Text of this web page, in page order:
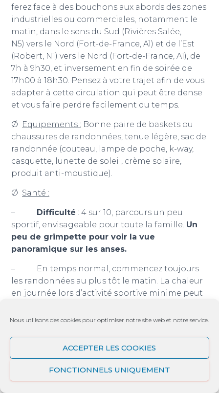
Nous utilisons des cookies pour optimiser notre site web et notre service.
ACCEPTER LES COOKIES
FONCTIONNELS UNIQUEMENT
ferez face à des bouchons aux abords des zones
industrielles ou commerciales, notamment le
matin, dans le sens du Sud (Rivières Salée,
N5) vers le Nord (Fort-de-France, A1) et de l’Est
(Robert, N1) vers le Nord (Fort-de-France, A1), de
7h à 9h30, et inversement en fin de soirée de
17h00 à 18h30. Pensez à votre trajet afin de vous
adapter à cette circulation qui peut être dense
et vous faire perdre facilement du temps.
Ø Equipements : Bonne paire de baskets ou
chaussures de randonnées, tenue légère, sac de
randonnée (couteau, lampe de poche, k-way,
casquette, lunette de soleil, crème solaire,
produit anti-moustique).
Ø Santé :
– Difficulté : 4 sur 10, parcours un peu
sportif, envisageable pour toute la famille. Un
peu de grimpette pour voir la vue
panoramique sur les anses.
– En temps normal, commencez toujours
les randonnées au plus tôt le matin. La chaleur
en journée lors d’activité sportive minime peut
en plein soleil sur la majorité de son parcours.
– Y aller à son rythme et prévoir le temps
qu’il vous faudra en fonction de votre condition
physique.
–Le plus important, toujours une bouteille